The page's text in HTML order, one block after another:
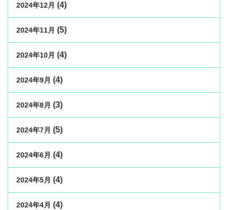
2024年12月 (4)
2024年11月 (5)
2024年10月 (4)
2024年9月 (4)
2024年8月 (3)
2024年7月 (5)
2024年6月 (4)
2024年5月 (4)
2024年4月 (4)